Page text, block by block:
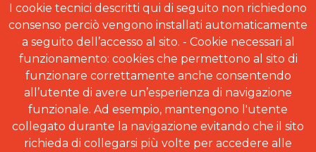
I cookie tecnici descritti qui di seguito non richiedono
consenso perciò vengono installati automaticamente
a seguito dell’accesso al sito. - Cookie necessari al
funzionamento: cookies che permettono al sito di
funzionare correttamente anche consentendo
all’utente di avere un’esperienza di navigazione
funzionale. Ad esempio, mantengono l'utente
collegato durante la navigazione evitando che il sito
richieda di collegarsi più volte per accedere alle